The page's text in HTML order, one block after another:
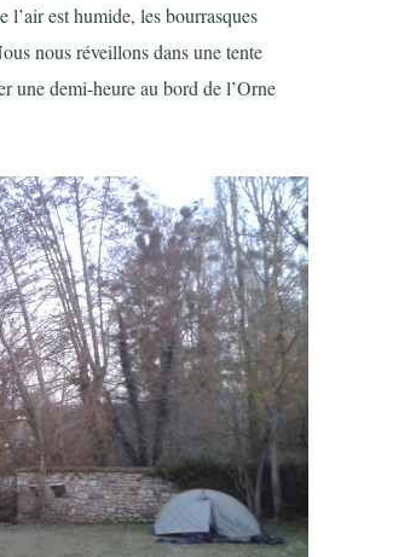
l’air est humide, les bourrasques
nous réveillons dans une tente
une demi-heure au bord de l’Orne